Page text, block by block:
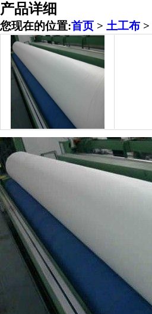
产品详细
您现在的位置:首页 > 土工布 >